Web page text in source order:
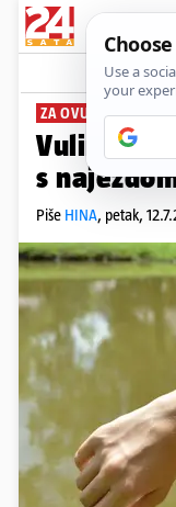
ZA OVU SEZONU
Vulin:
s
Piše HINA, petak,